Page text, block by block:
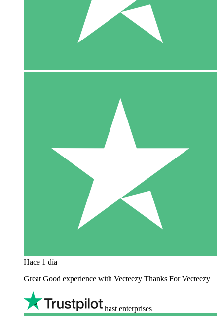
Hace 1 día
Great Good experience with Vecteezy Thanks For Vecteezy
hast enterprises